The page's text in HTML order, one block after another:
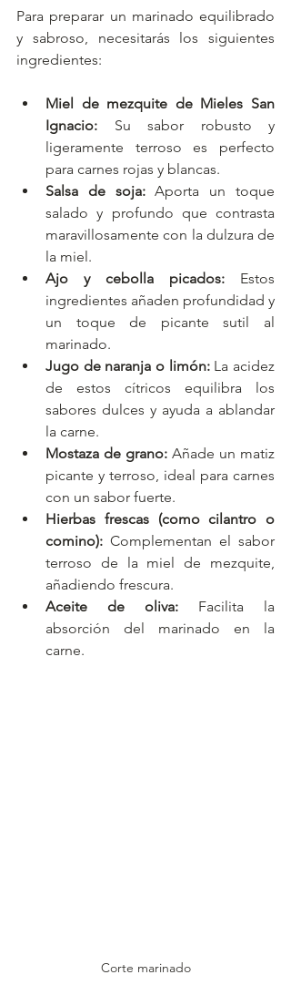
Para preparar un marinado equilibrado
y sabroso, necesitarás los siguientes
ingredientes:
Miel de mezquite de Mieles San
Ignacio: Su sabor robusto y
ligeramente terroso es perfecto
para carnes rojas y blancas.
Salsa de soja: Aporta un toque
salado y profundo que contrasta
maravillosamente con la dulzura de
la miel.
Ajo y cebolla picados: Estos
ingredientes añaden profundidad y
un toque de picante sutil al
marinado.
Jugo de naranja o limón: La acidez
de estos cítricos equilibra los
sabores dulces y ayuda a ablandar
la carne.
Mostaza de grano: Añade un matiz
picante y terroso, ideal para carnes
con un sabor fuerte.
Hierbas frescas (como cilantro o
comino): Complementan el sabor
terroso de la miel de mezquite,
añadiendo frescura.
Aceite de oliva: Facilita la
absorción del marinado en la
carne.
Corte marinado